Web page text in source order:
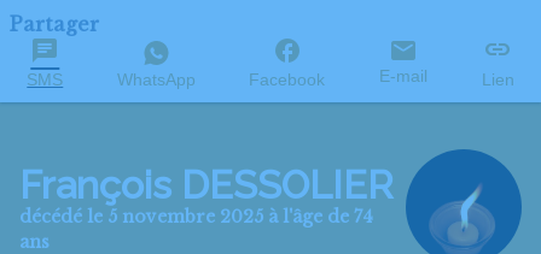
Partager
SMS WhatsApp Facebook E-mail Lien
François DESSOLIER
décédé le 5 novembre 2025 à l'âge de 74
ans